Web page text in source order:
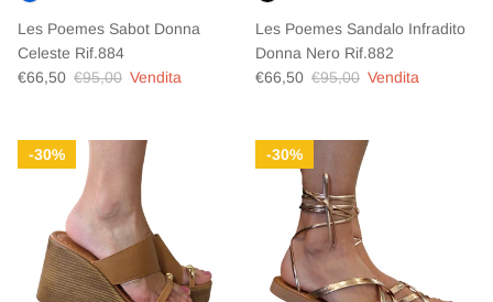
Les Poemes Sabot Donna
Celeste Rif.884
Prezzo di vendita
€66,50 Prezzo normale
€95,00 Vendita
Les Poemes Sandalo Infradito
Donna Nero Rif.882
Prezzo di vendita
€66,50 Prezzo normale
€95,00 Vendita
30% 30%